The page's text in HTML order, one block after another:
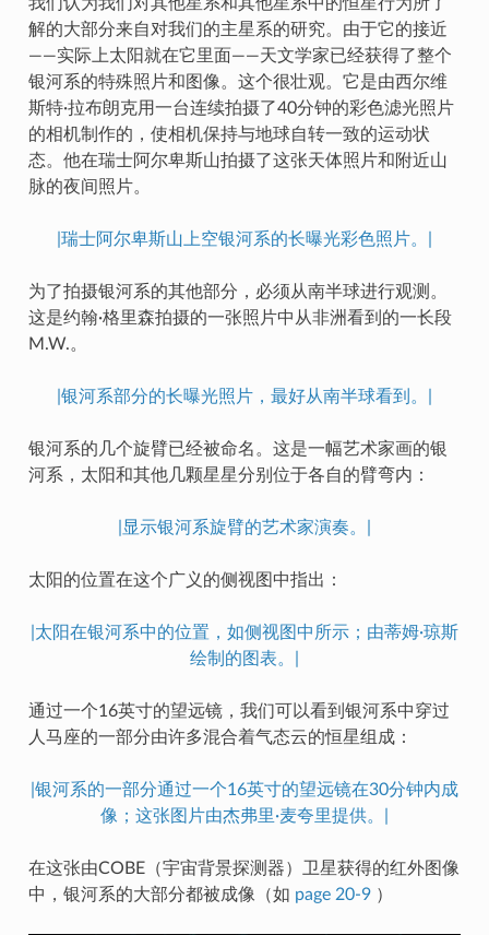
解的大部分来自对我们的主星系的研究。由于它的接近
——实际上太阳就在它里面——天文学家已经获得了整个
银河系的特殊照片和图像。这个很壮观。它是由西尔维
斯特·拉布朗克用一台连续拍摄了40分钟的彩色滤光照片
的相机制作的，使相机保持与地球自转一致的运动状
态。他在瑞士阿尔卑斯山拍摄了这张天体照片和附近山
脉的夜间照片。
|瑞士阿尔卑斯山上空银河系的长曝光彩色照片。|
为了拍摄银河系的其他部分，必须从南半球进行观测。
这是约翰·格里森拍摄的一张照片中从非洲看到的一长段
M.W.。
|银河系部分的长曝光照片，最好从南半球看到。|
银河系的几个旋臂已经被命名。这是一幅艺术家画的银
河系，太阳和其他几颗星星分别位于各自的臂弯内：
|显示银河系旋臂的艺术家演奏。|
太阳的位置在这个广义的侧视图中指出：
|太阳在银河系中的位置，如侧视图中所示；由蒂姆·琼斯
绘制的图表。|
通过一个16英寸的望远镜，我们可以看到银河系中穿过
人马座的一部分由许多混合着气态云的恒星组成：
|银河系的一部分通过一个16英寸的望远镜在30分钟内成
像；这张图片由杰弗里·麦夸里提供。|
在这张由COBE（宇宙背景探测器）卫星获得的红外图像
中，银河系的大部分都被成像（如 page 20-9）